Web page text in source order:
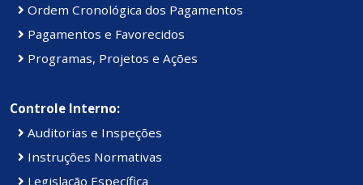
Ordem Cronológica dos Pagamentos
Pagamentos e Favorecidos
Programas, Projetos e Ações
Controle Interno:
Auditorias e Inspeções
Instruções Normativas
Legislação Específica